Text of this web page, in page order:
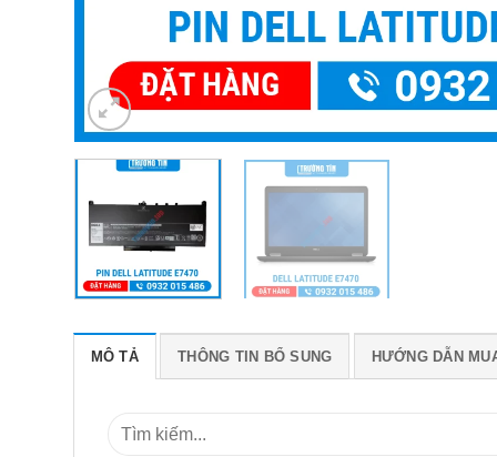
MÔ TẢ THÔNG TIN BỔ SUNG HƯỚNG DẪN
Tìm